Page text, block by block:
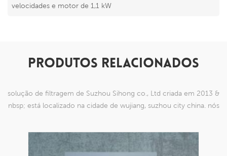
velocidades e motor de 1,1 kW
PRODUTOS RELACIONADOS
solução de filtragem de Suzhou Sihong co., Ltd criada em 2013 &
nbsp; está localizado na cidade de wujiang, suzhou city china. nós